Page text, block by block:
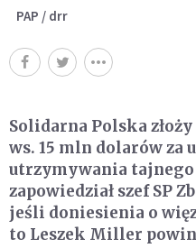
PAP / drr
Solidarna Polska
ws. 15 mln dolarów za
utrzymywania tajnego
zapowiedział szef SP
jeśli doniesienia o
to Leszek Miller